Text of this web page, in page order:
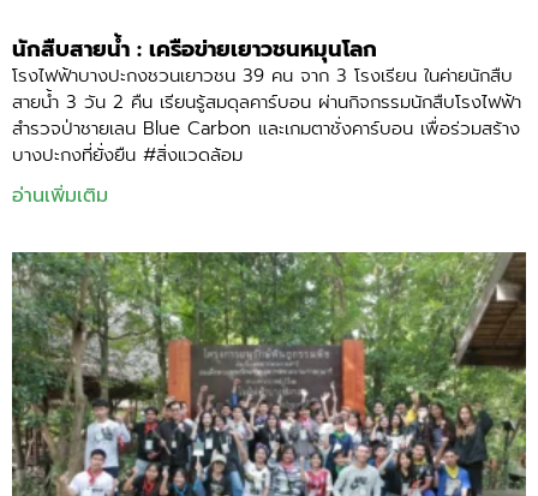
นักสืบสายน้ำ : เครือข่ายเยาวชนหมุนโลก
โรงไฟฟ้าบางปะกงชวนเยาวชน 39 คน จาก 3 โรงเรียน ในค่ายนักสืบ
สายน้ำ 3 วัน 2 คืน เรียนรู้สมดุลคาร์บอน ผ่านกิจกรรมนักสืบโรงไฟฟ้า
สำรวจป่าชายเลน Blue Carbon และเกมตาชั่งคาร์บอน เพื่อร่วมสร้าง
บางปะกงที่ยั่งยืน #สิ่งแวดล้อม
อ่านเพิ่มเติม